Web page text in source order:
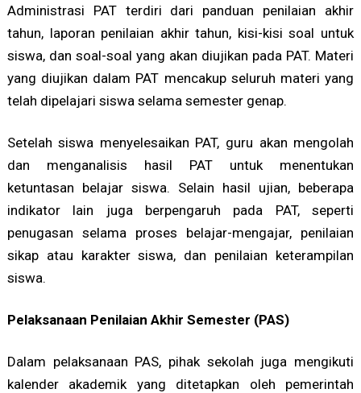
Administrasi PAT terdiri dari panduan penilaian akhir
tahun, laporan penilaian akhir tahun, kisi-kisi soal untuk
siswa, dan soal-soal yang akan diujikan pada PAT. Materi
yang diujikan dalam PAT mencakup seluruh materi yang
telah dipelajari siswa selama semester genap.
Setelah siswa menyelesaikan PAT, guru akan mengolah
dan menganalisis hasil PAT untuk menentukan
ketuntasan belajar siswa. Selain hasil ujian, beberapa
indikator lain juga berpengaruh pada PAT, seperti
penugasan selama proses belajar-mengajar, penilaian
sikap atau karakter siswa, dan penilaian keterampilan
siswa.
Pelaksanaan Penilaian Akhir Semester (PAS)
Dalam pelaksanaan PAS, pihak sekolah juga mengikuti
kalender akademik yang ditetapkan oleh pemerintah